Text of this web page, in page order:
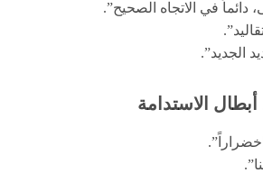
دائماً في الاتجاه الصحيح”.
الجديد”.